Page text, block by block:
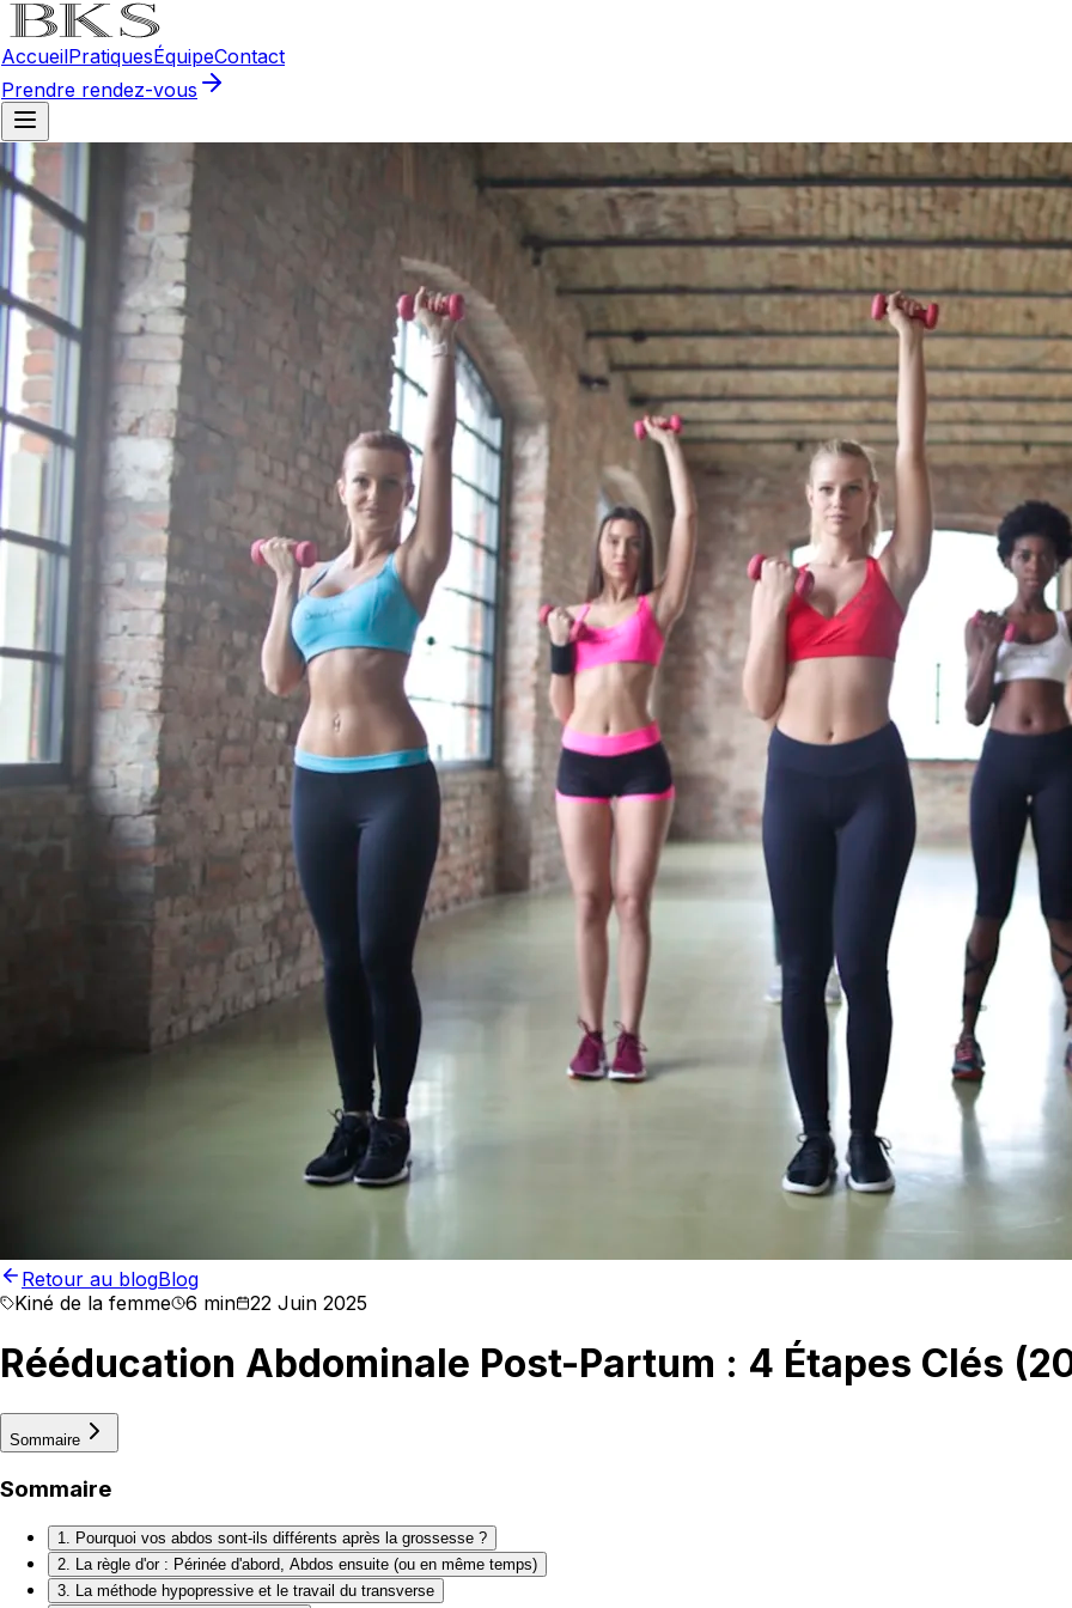
AccueilPratiquesÉquipeContact
Prendre rendez-vous
Retour au blogBlog
Kiné de la femme 6 min 22 Juin 2025
Rééducation Abdominale Post-Partum : 4 Étapes Clés
Sommaire
Sommaire
1. Pourquoi vos abdos sont-ils différents après la grossesse ?
2. La règle d'or : Périnée d'abord, Abdos ensuite (ou en même temps)
3. La méthode hypopressive et le travail du transverse